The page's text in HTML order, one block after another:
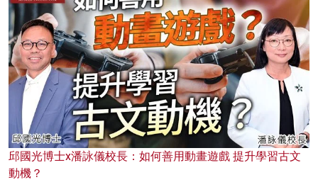
邱國光博士x潘詠儀校長：如何善用動畫遊戲 提升學習古文
動機？